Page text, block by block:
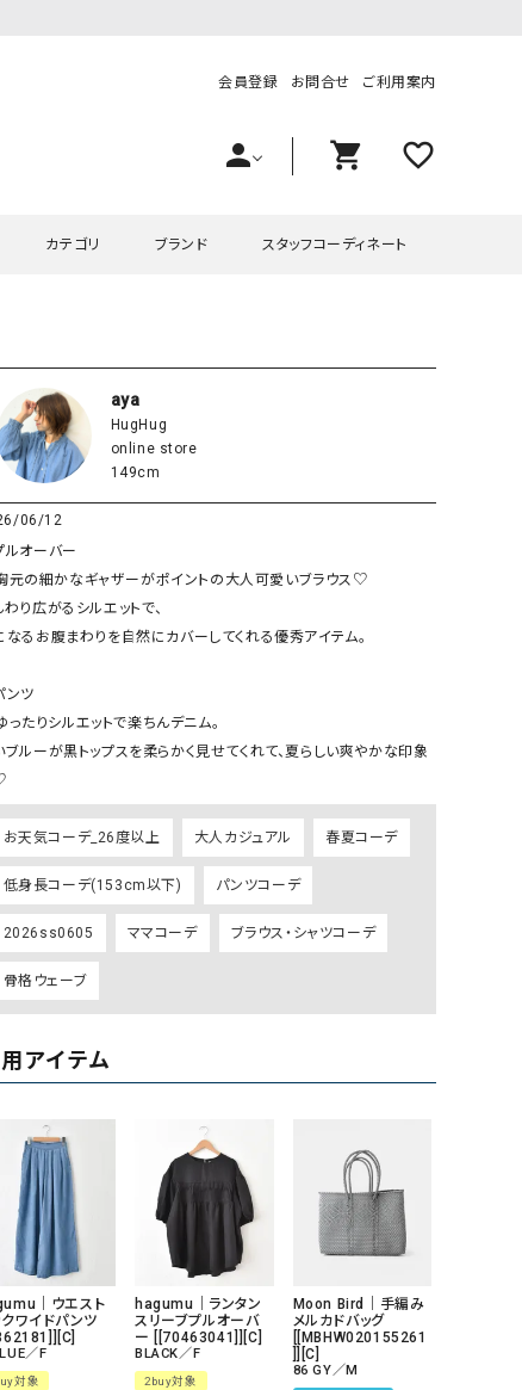
会員登録 お問合せ ご利用案内
person shopping_cart favorite_outline
チュニック
カテゴリ
ス・チュニック
ト・オーバーオール
ト・アウター
ス・チュニック
ト・オーバーオール
ト・アウター
ブランド
ラッピンナイン/アンジェリコルーチェ
hagumu（ハグム）
her.（ハードット）
and quarter（アンドクウォーター） HUMS（ハムズ）
Our.（アワードット）
Wrapin nine9（ラッピンナイン） W（ラッピンナイン）
オ）
120%lino（ワンハンドレッドトゥエンティ
ーパーセントリノ）
ASFVLT（アスファルト）
Antiquite's（アンティークス）
リー）
Audition（オーディション）
ツ）
blue willow（ブルーウィロー） Osmosis（オズモシス）
blue willow（ブルーウィロー） prit（プリット）
CUBE SUGAR（キューブシュガー）
CONVERSE ALL STAR（コンバースオー
ルスター）
Risley（リズレー）
Champion（チャンピオン） RED CARD（レッドカード）
スタッフコーディネート
aya
HugHug
online store
149cm
06/12
ルオーバー
わり広がるシルエットで、
なるお腹まわりを自然にカバーしてくれる優秀アイテム。
ンツ
ブルーが黒トップスを柔らかく見せてくれて、夏らしい爽やかな印象
お天気コーデ_26度以上 大人カジュアル 春夏コーデ
低身長コーデ(153cm以下) パンツコーデ
2026ss0605 ママコーデ ブラウス・シャツコーデ
骨格ウェーブ
アイテム
｜ウエスト
クワイドパンツ
／F
対象
hagumu｜ランタン
スリーブプルオーバ
ー [[70463041]][C]
BLACK／F
2buy対象
Moon Bird｜手編み
メルカドバッグ
[[MBHW020155261
]][C]
86 GY／M